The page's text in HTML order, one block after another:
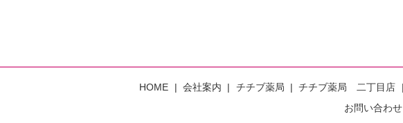
HOME 会社案内 チチブ薬局 チチブ薬局 二丁目店
お問い合わせ